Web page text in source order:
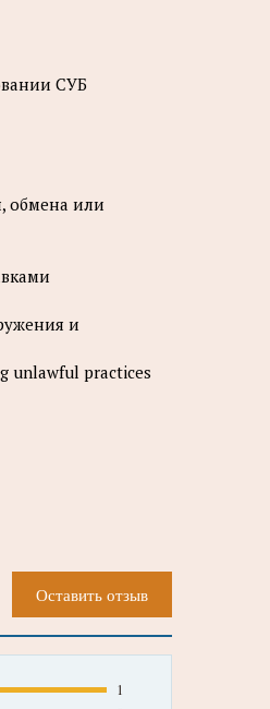
СУБ
обмена или
и
unlawful practices
Оставить отзыв
1